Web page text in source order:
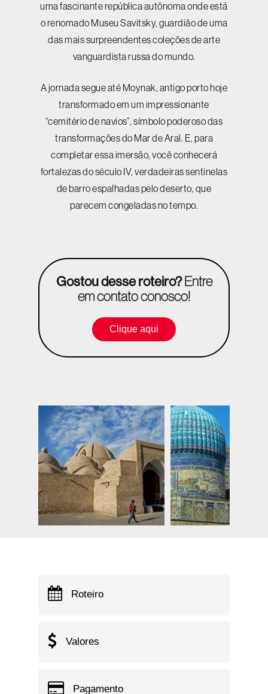
uma fascinante república autônoma onde está
o renomado Museu Savitsky, guardião de uma
das mais surpreendentes coleções de arte
vanguardista russa do mundo.
A jornada segue até Moynak, antigo porto hoje
transformado em um impressionante
“cemitério de navios”, símbolo poderoso das
transformações do Mar de Aral. E, para
completar essa imersão, você conhecerá
fortalezas do século IV, verdadeiras sentinelas
de barro espalhadas pelo deserto, que
parecem congeladas no tempo.
Gostou desse roteiro?Entre
em contato conosco!
Clique aqui
Roteiro
Valores
Pagamento